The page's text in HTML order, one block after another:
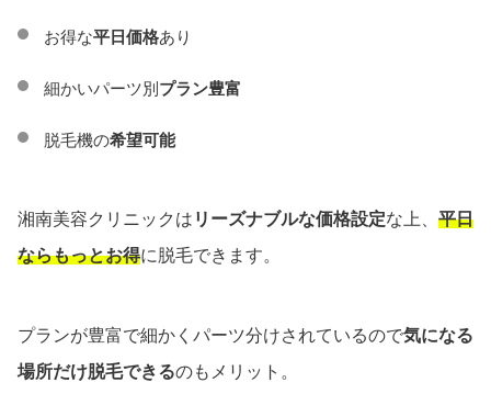
お得な平日価格あり
細かいパーツ別 プラン豊富
脱毛機の希望可能
湘南美容クリニックは リーズナブルな価格設定な上、 平日
ならもっとお得に脱毛できます。
プランが豊富で細かくパーツ分けされているので気になる
場所だけ脱毛できるのもメリット。